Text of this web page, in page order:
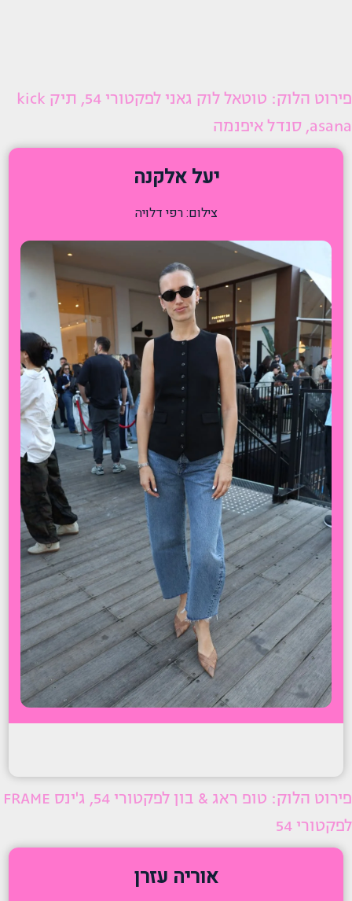
פירוט הלוק: טוטאל לוק גאני לפקטורי 54, תיק kick
asana, סנדל איפנמה
פירוט הלוק: טופ ראג & בון לפקטורי 54, ג'ינס FRAME
לפקטורי 54